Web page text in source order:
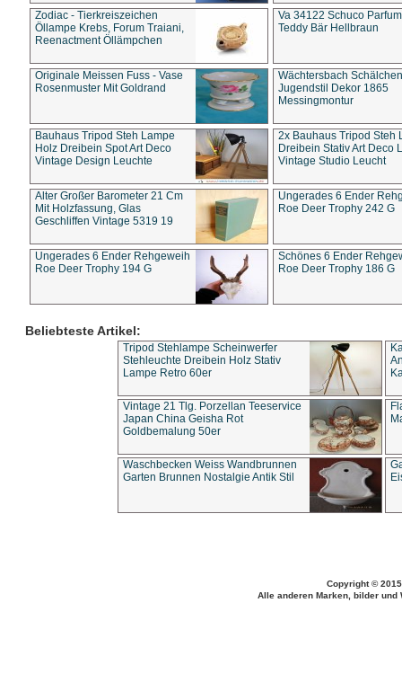
Zodiac - Tierkreiszeichen
Öllampe Krebs, Forum Traiani,
Reenactment Öllämpchen
Va 34122 Schuco
Teddy Bär Hellbraun
Originale Meissen Fuss - Vase
Rosenmuster Mit Goldrand
Wächtersbach Schälchen
Jugendstil Dekor 1865
Messingmontur
Bauhaus Tripod Steh Lampe
Holz Dreibein Spot Art Deco
Vintage Design Leuchte
2x Bauhaus Tripod Steh
Dreibein Stativ Art Deco
Vintage Studio Leucht
Alter Großer Barometer 21 Cm
Mit Holzfassung, Glas
Geschliffen Vintage 5319 19
Ungerades 6 Ender
Roe Deer Trophy 242 G
Ungerades 6 Ender Rehgeweih
Roe Deer Trophy 194 G
Schönes 6 Ender
Roe Deer Trophy 186 G
Beliebteste Artikel:
Tripod Stehlampe Scheinwerfer
Stehleuchte Dreibein Holz Stativ
Lampe Retro 60er
Vintage 21 Tlg. Porzellan Teeservice
Japan China Geisha Rot
Goldbemalung 50er
Waschbecken Weiss Wandbrunnen
Garten Brunnen Nostalgie Antik Stil
Copyright ©
Alle anderen Marken, bilder und